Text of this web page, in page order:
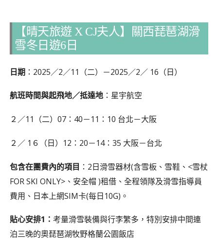
【晴天旅遊 X CJ夫人】關西琵琶湖滑
雪冬日遊6日
日期 ：2025／2／11（二）－2025／2／ 16（日）
航班時間與起飛地／抵達地 ：星宇航空
２／11（二）07：40－11：10 台北－大阪
２／ 1６（日）12：20－14：35 大阪－台北
包含在團費內的項目 ：2日滑雪器材(含雪板、雪鞋、<雪杖
FOR SKI ONLY>、安全帽 )租借、全程領隊及滑雪指導員
費用、日本上網SIM卡(每日10G)。
貼心安排1： 考量滑雪裝備與行李繁多，特別安排中間連
泊三晚的奧琵琶湖牧野格蘭公園飯店